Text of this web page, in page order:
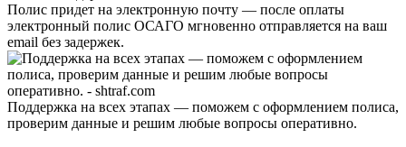
Полис придет на электронную почту — после оплаты
электронный полис ОСАГО мгновенно отправляется на ваш
email без задержек.
Поддержка на всех этапах — поможем с оформлением полиса,
проверим данные и решим любые вопросы оперативно.